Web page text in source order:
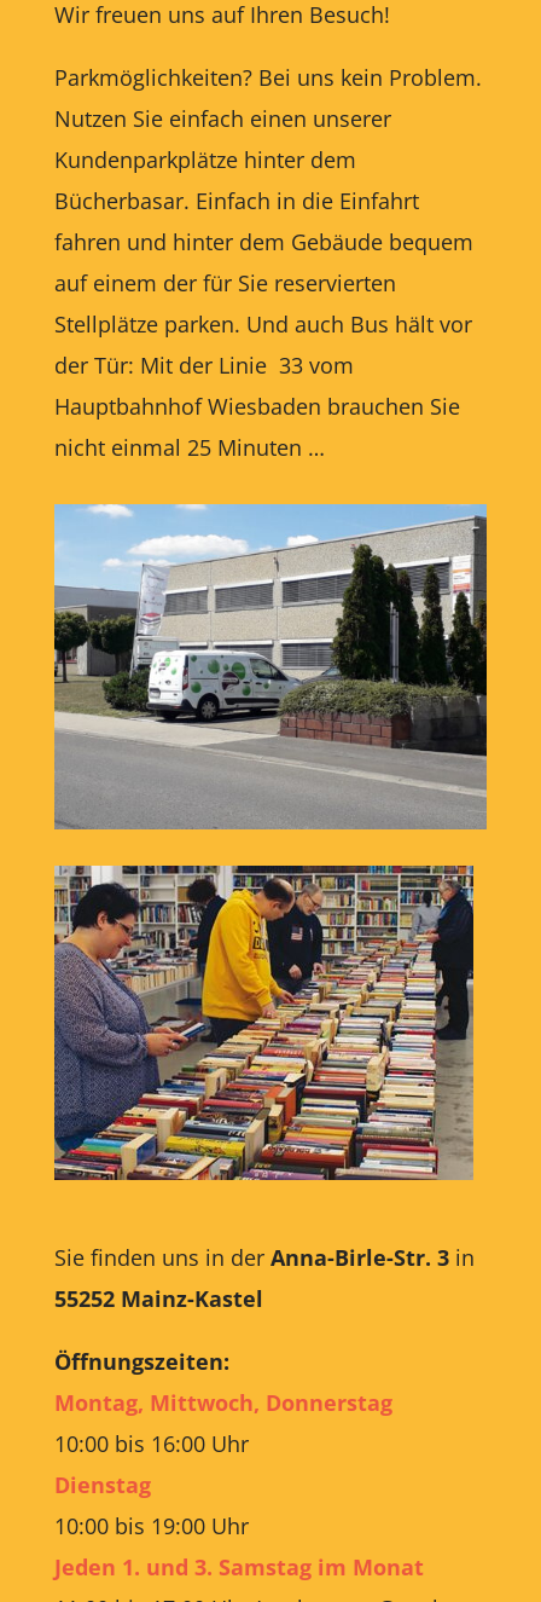
Wir freuen uns auf Ihren Besuch!
Parkmöglichkeiten? Bei uns kein Problem.
Nutzen Sie einfach einen unserer
Kundenparkplätze hinter dem
Bücherbasar. Einfach in die Einfahrt
fahren und hinter dem Gebäude bequem
auf einem der für Sie reservierten
Stellplätze parken. Und auch Bus hält vor
der Tür: Mit der Linie 33 vom
Hauptbahnhof Wiesbaden brauchen Sie
nicht einmal 25 Minuten …
Sie finden uns in der Anna-Birle-Str. 3in
55252 Mainz-Kastel
Öffnungszeiten:
Montag, Mittwoch, Donnerstag
10:00 bis 16:00 Uhr
Dienstag
10:00 bis 19:00 Uhr
Jeden 1. und 3. Samstag im Monat